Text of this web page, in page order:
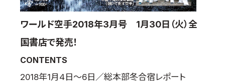
取材のお申し込み
よくある質問
サイトマップ
ワールド空手2018年3月号 1月30日（火）全
国書店で発売！
CONTENTS
2018年1月4日～6日／総本部冬合宿レポート